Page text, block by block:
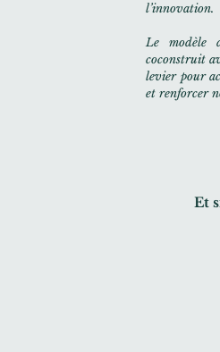
l’innovation.
Le modèle
coconstruit
levier pour
et renforcer
Et